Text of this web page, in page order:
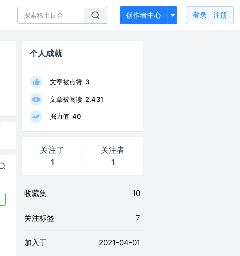
创作者中心 登录 注册
个人成就
文章被点赞 3
文章被阅读 2,431
掘力值 40
关注了
1
关注者
1
收藏集 10
关注标签 7
加入于 2021-04-01